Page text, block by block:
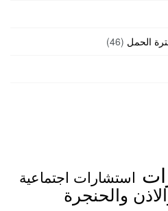
الحمل (46)
استشارات اجتماعية
والحنجرة